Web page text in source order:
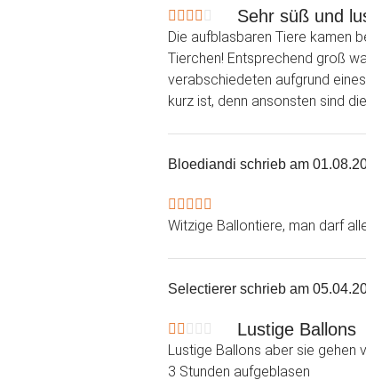
Sehr süß und
Die aufblasbaren Tiere kamen
Tierchen! Entsprechend groß
verabschiedeten aufgrund
kurz ist, denn ansonsten sind
Bloediandi schrieb am
Witzige Ballontiere, man darf
Selectierer schrieb am
Lustige Ballons
Lustige Ballons aber sie gehen
3 Stunden aufgeblasen